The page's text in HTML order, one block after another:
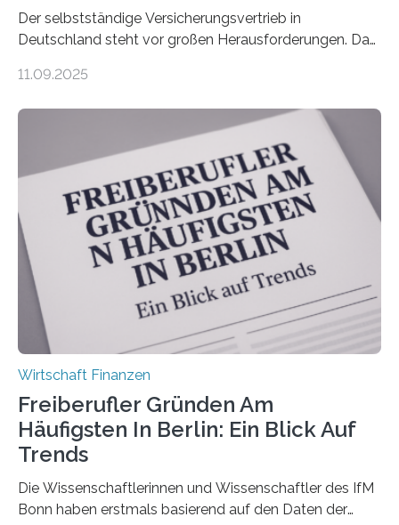
Der selbstständige Versicherungsvertrieb in
Deutschland steht vor großen Herausforderungen. Das
Dr. Matthias Beenken und Prof. Dr. Lukas Linnenbrink
Bundesverbands Deutscher Versicherungskaufleute e.V.
durchgeführt haben. Die Studie basiert auf den
Antworten von 1.440 selbstständigen
Versicherungsvertreter*innen und -makler*innen. Ein
Ergebnis: Deutlich mehr als die Hälfte der Befragten ist
über 50 Jahre alt und wird in den nächsten Jahren eine
Nachfolgeregelung benötigen. Aber nur ein Drittel hat
bereits Regelungen…
11.09.2025
Wirtschaft Finanzen
Freiberufler Gründen Am
Häufigsten In Berlin: Ein Blick Auf
Trends
Die Wissenschaftlerinnen und Wissenschaftler des IfM
Bonn haben erstmals basierend auf den Daten der